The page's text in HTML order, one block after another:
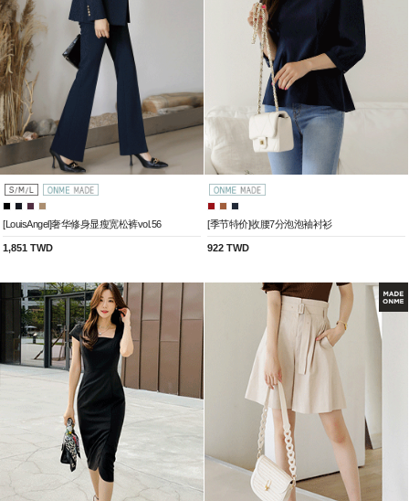
[LouisAngel]奢华修身显瘦宽松裤vol.56
1,851 TWD
[季节特价]收腰7分泡泡袖衬衫
922 TWD